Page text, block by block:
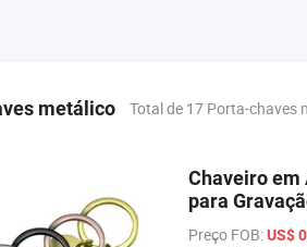
metálico Total de 17 Porta-chaves
Chaveiro em
para
Preço FOB:US$